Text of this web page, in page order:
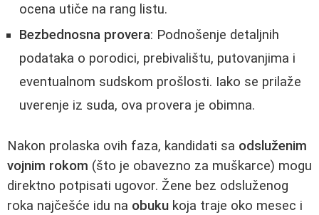
ocena utiče na rang listu.
Bezbednosna provera: Podnošenje detaljnih
podataka o porodici, prebivalištu, putovanjima i
eventualnom sudskom prošlosti. Iako se prilaže
uverenje iz suda, ova provera je obimna.
Nakon prolaska ovih faza, kandidati sa odsluženim
vojnim rokom (što je obavezno za muškarce) mogu
direktno potpisati ugovor. Žene bez odsluženog
roka najčešće idu na obuku koja traje oko mesec i